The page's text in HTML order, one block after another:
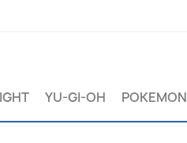
YU-GI-OH POKEMON